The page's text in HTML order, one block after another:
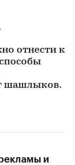
отнести к
шашлыков.
и